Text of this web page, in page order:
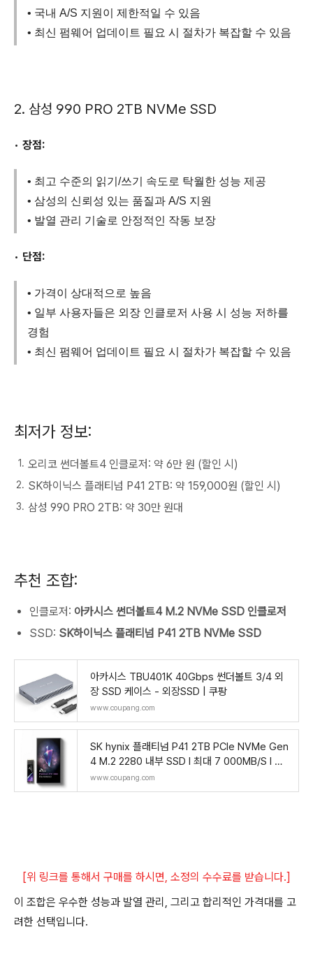
• 국내 A/S 지원이 제한적일 수 있음
• 최신 펌웨어 업데이트 필요 시 절차가 복잡할 수 있음
2. 삼성 990 PRO 2TB NVMe SSD
• 장점:
• 최고 수준의 읽기/쓰기 속도로 탁월한 성능 제공
• 삼성의 신뢰성 있는 품질과 A/S 지원
• 발열 관리 기술로 안정적인 작동 보장
• 단점:
• 가격이 상대적으로 높음
• 일부 사용자들은 외장 인클로저 사용 시 성능 저하를
경험
• 최신 펌웨어 업데이트 필요 시 절차가 복잡할 수 있음
최저가 정보:
오리코 썬더볼트4 인클로저: 약 6만 원 (할인 시)
SK하이닉스 플래티넘 P41 2TB: 약 159,000원 (할인 시)
삼성 990 PRO 2TB: 약 30만 원대
추천 조합:
인클로저: 아카시스 썬더볼트4 M.2 NVMe SSD 인클로저
SSD: SK하이닉스 플래티넘 P41 2TB NVMe SSD
아카시스 TBU401K 40Gbps 썬더볼트 3/4 외
장 SSD 케이스 - 외장SSD | 쿠팡
www.coupang.com
SK hynix 플래티넘 P41 2TB PCIe NVMe Gen
4 M.2 2280 내부 SSD l 최대 7 000MB/S l 컴
팩트 M.2 SSD 폼 팩터 SSD - 176레
www.coupang.com
[위 링크를 통해서 구매를 하시면, 소정의 수수료를 받습니다.]
이 조합은 우수한 성능과 발열 관리, 그리고 합리적인 가격대를 고
려한 선택입니다.